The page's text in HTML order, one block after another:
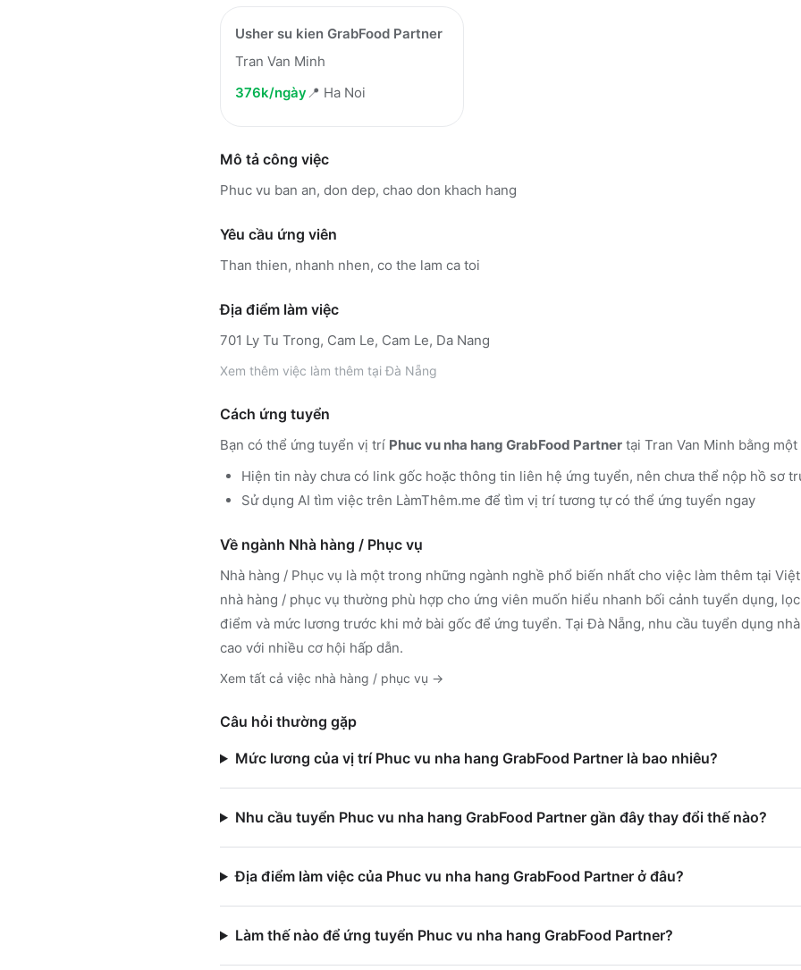
Usher su kien GrabFood Partner
Tran Van Minh
376k/ngày📍 Ha Noi
Mô tả công việc
Phuc vu ban an, don dep, chao don khach hang
Yêu cầu ứng viên
Than thien, nhanh nhen, co the lam ca toi
Địa điểm làm việc
701 Ly Tu Trong, Cam Le, Cam Le, Da Nang
Xem thêm việc làm thêm tạiĐà Nẵng
Cách ứng tuyển
Bạn có thể ứng tuyển vị trí Phuc vu nha hang GrabFood Partner tại Tran Van Minh bằng
Hiện tin này chưa có link gốc hoặc thông tin liên hệ ứng tuyển, nên chưa thể nộp hồ sơ
Sử dụng AI tìm việc trên LàmThêm.me để tìm vị trí tương tự có thể ứng tuyển ngay
Về ngành Nhà hàng / Phục vụ
Nhà hàng / Phục vụ là một trong những ngành nghề phổ biến nhất cho việc làm thêm tại
nhà hàng / phục vụ thường phù hợp cho ứng viên muốn hiểu nhanh bối cảnh tuyển dụng,
điểm và mức lương trước khi mở bài gốc để ứng tuyển. Tại Đà Nẵng, nhu cầu tuyển dụng
cao với nhiều cơ hội hấp dẫn.
Xem tất cả việc nhà hàng / phục vụ →
Câu hỏi thường gặp
Mức lương của vị trí Phuc vu nha hang GrabFood Partner là bao nhiêu?
Nhu cầu tuyển Phuc vu nha hang GrabFood Partner gần đây thay đổi thế nào?
Địa điểm làm việc của Phuc vu nha hang GrabFood Partner ở đâu?
Làm thế nào để ứng tuyển Phuc vu nha hang GrabFood Partner?